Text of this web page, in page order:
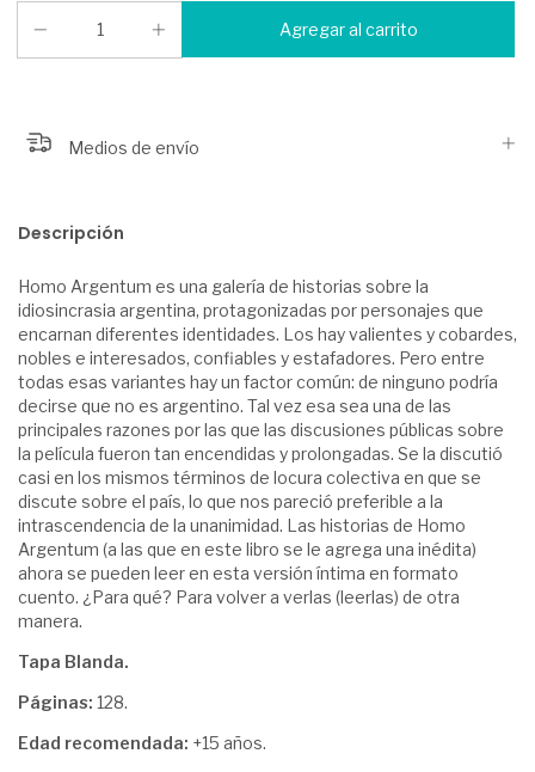
Medios de envío
Descripción
Homo Argentum es una galería de historias sobre la
idiosincrasia argentina, protagonizadas por personajes que
encarnan diferentes identidades. Los hay valientes y cobardes,
nobles e interesados, confiables y estafadores. Pero entre
todas esas variantes hay un factor común: de ninguno podría
decirse que no es argentino. Tal vez esa sea una de las
principales razones por las que las discusiones públicas sobre
la película fueron tan encendidas y prolongadas. Se la discutió
casi en los mismos términos de locura colectiva en que se
discute sobre el país, lo que nos pareció preferible a la
intrascendencia de la unanimidad. Las historias de Homo
Argentum (a las que en este libro se le agrega una inédita)
ahora se pueden leer en esta versión íntima en formato
cuento. ¿Para qué? Para volver a verlas (leerlas) de otra
manera.
Tapa Blanda.
Páginas: 128.
Edad recomendada: +15 años.